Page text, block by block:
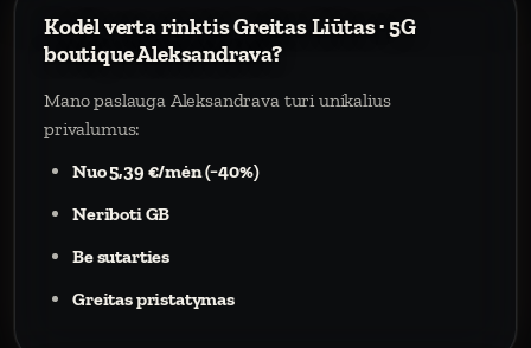
Kodėl verta rinktis Greitas Liūtas · 5G
boutique Aleksandrava?
Mano paslauga Aleksandrava turi unikalius
privalumus:
Nuo 5,39 €/mėn (−40%)
Neriboti GB
Be sutarties
Greitas pristatymas